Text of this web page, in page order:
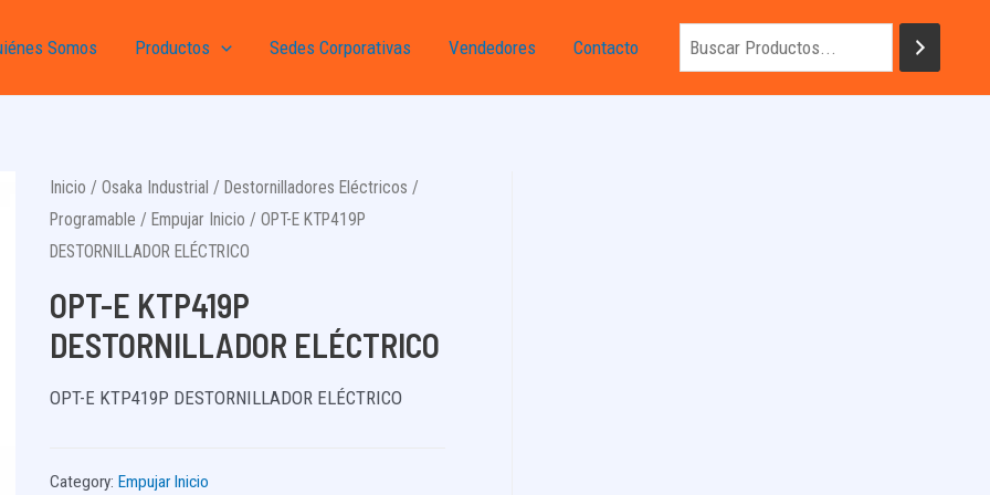
Somos Productos Sedes Corporativas Vendedores Contacto
Inicio / Osaka Industrial / Destornilladores Eléctricos /
Programable / Empujar Inicio / OPT-E KTP419P
DESTORNILLADOR ELÉCTRICO
OPT-E KTP419P
DESTORNILLADOR ELÉCTRICO
OPT-E KTP419P DESTORNILLADOR ELÉCTRICO
Category: Empujar Inicio